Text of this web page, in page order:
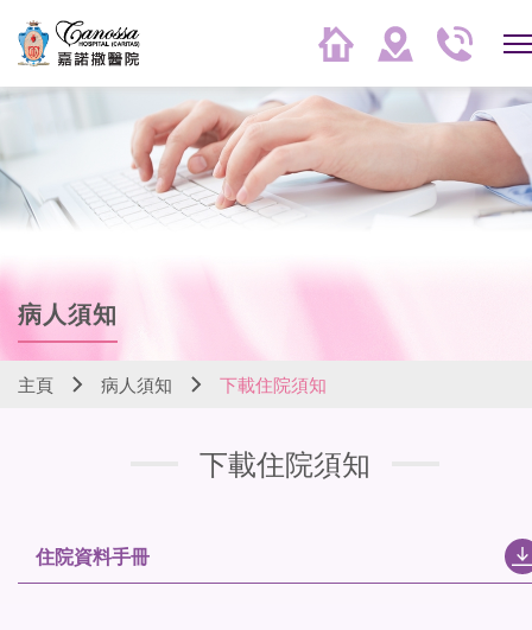
病人須知
主頁 病人須知 下載住院須知
下載住院須知
住院資料手冊